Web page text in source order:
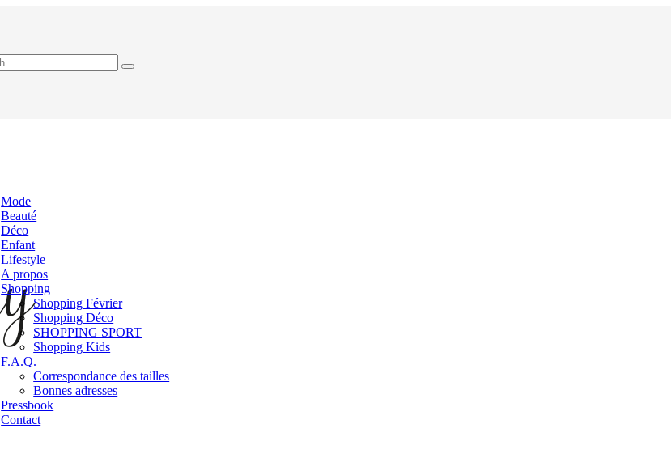
Mode
Beauté
Déco
Enfant
Lifestyle
A propos
Shopping
Shopping Février
Shopping Déco
SHOPPING SPORT
Shopping Kids
F.A.Q.
Correspondance des tailles
Bonnes adresses
Pressbook
Contact